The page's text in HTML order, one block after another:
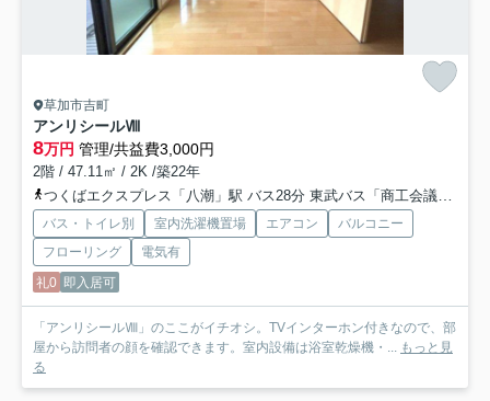
草加市吉町
アンリシールⅧ
8万円 管理/共益費3,000円
2階 / 47.11㎡ / 2K /築22年
つくばエクスプレス「八潮」駅 バス28分 東武バス「商工会議所会館前」 停歩9分
バス・トイレ別 室内洗濯機置場 エアコン
バルコニー
フローリング
電気有
礼0 即入居可
「アンリシールⅧ」のここがイチオシ。TVインターホン付きなので、部
屋から訪問者の顔を確認できます。室内設備は浴室乾燥機・... もっと見
る